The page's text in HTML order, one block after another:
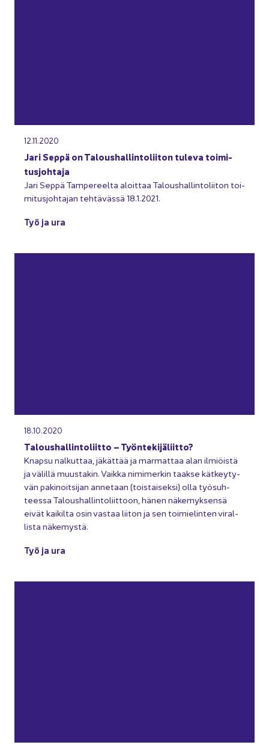
12.11.2020
Jari Seppä on Ta­lous­hal­lin­to­lii­ton tu­le­va toi­mi­
tus­joh­ta­ja
Jari Seppä Tam­pe­reel­ta aloit­taa Ta­lous­hal­lin­to­lii­ton toi­
mi­tus­joh­ta­jan teh­tä­väs­sä 18.1.2021.
Työ ja ura
18.10.2020
Ta­lous­hal­lin­to­liit­to – Työn­te­ki­jä­liit­to?
Knap­su nal­kut­taa, jä­kät­tää ja mar­mat­taa alan il­miöis­tä
ja vä­lil­lä muus­ta­kin. Vaik­ka ni­mi­mer­kin taak­se kät­key­ty­
vän pa­ki­noit­si­jan an­ne­taan (tois­tai­sek­si) olla työ­suh­
tees­sa Ta­lous­hal­lin­to­liit­toon, hänen nä­ke­myk­sen­sä
eivät kai­kil­ta osin vas­taa lii­ton ja sen toi­mie­lin­ten vi­ral­
lis­ta nä­ke­mys­tä.
Työ ja ura